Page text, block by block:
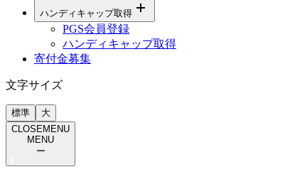
ハンディキャップ取得
PGS会員登録
ハンディキャップ取得
寄付金募集
文字サイズ
標準
大
CLOSE MENU
MENU
ー